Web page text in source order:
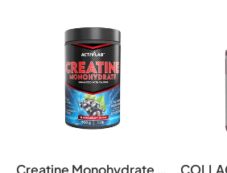
Creatine Monohydrate 500 g